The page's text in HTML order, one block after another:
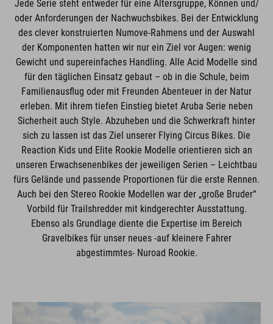
Jede Serie steht entweder für eine Altersgruppe, Können und/
oder Anforderungen der Nachwuchsbikes. Bei der Entwicklung
des clever konstruierten Numove-Rahmens und der Auswahl
der Komponenten hatten wir nur ein Ziel vor Augen: wenig
Gewicht und supereinfaches Handling. Alle Acid Modelle sind
für den täglichen Einsatz gebaut – ob in die Schule, beim
Familienausflug oder mit Freunden Abenteuer in der Natur
erleben. Mit ihrem tiefen Einstieg bietet Aruba Serie neben
Sicherheit auch Style. Abzuheben und die Schwerkraft hinter
sich zu lassen ist das Ziel unserer Flying Circus Bikes. Die
Reaction Kids und Elite Rookie Modelle orientieren sich an
unseren Erwachsenenbikes der jeweiligen Serien – Leichtbau
fürs Gelände und passende Proportionen für die erste Rennen.
Auch bei den Stereo Rookie Modellen war der „große Bruder“
Vorbild für Trailshredder mit kindgerechter Ausstattung.
Ebenso als Grundlage diente die Expertise im Bereich
Gravelbikes für unser neues -auf kleinere Fahrer
abgestimmtes- Nuroad Rookie.